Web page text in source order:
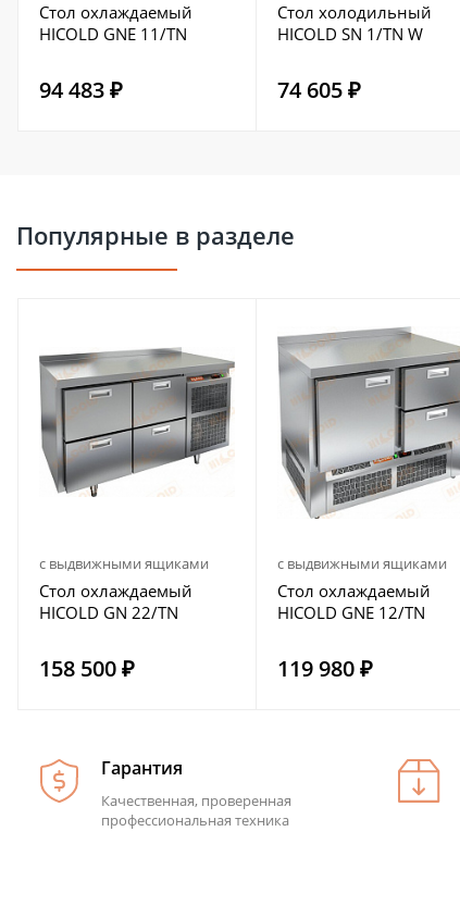
Стол охлаждаемый
HICOLD GNE 11/TN
94 483 ₽
Стол холодильный
HICOLD SN 1/TN W
74 605 ₽
Популярные в разделе
с выдвижными ящиками
Стол охлаждаемый
HICOLD GN 22/TN
158 500 ₽
с выдвижными ящиками
Стол охлаждаемый
HICOLD GNE 12/TN
119 980 ₽
Гарантия
Качественная, проверенная
профессиональная техника